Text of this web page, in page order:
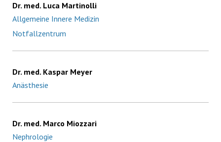
Dr. med. Luca Martinolli
Allgemeine Innere Medizin
Notfallzentrum
Dr. med. Kaspar Meyer
Anästhesie
Dr. med. Marco Miozzari
Nephrologie